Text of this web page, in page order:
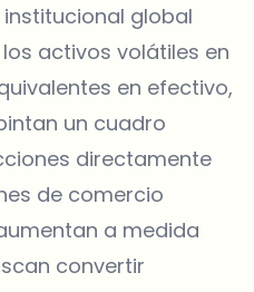
global
activos volátiles en
en efectivo,
un cuadro
directamente
de comercio
a medida
convertir